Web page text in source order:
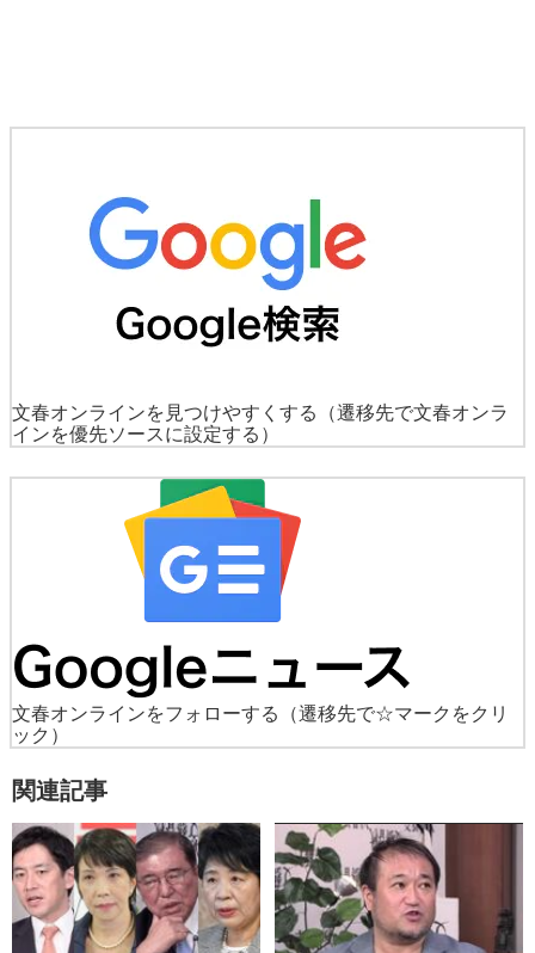
文春オンラインを見つけやすくする
（遷移先で文春オンラ
インを優先ソースに設定する）
文春オンラインをフォローする
（遷移先で☆マークをクリ
ック）
関連記事